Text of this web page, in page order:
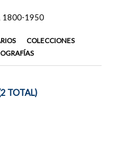
COLECCIONES
TOTAL)